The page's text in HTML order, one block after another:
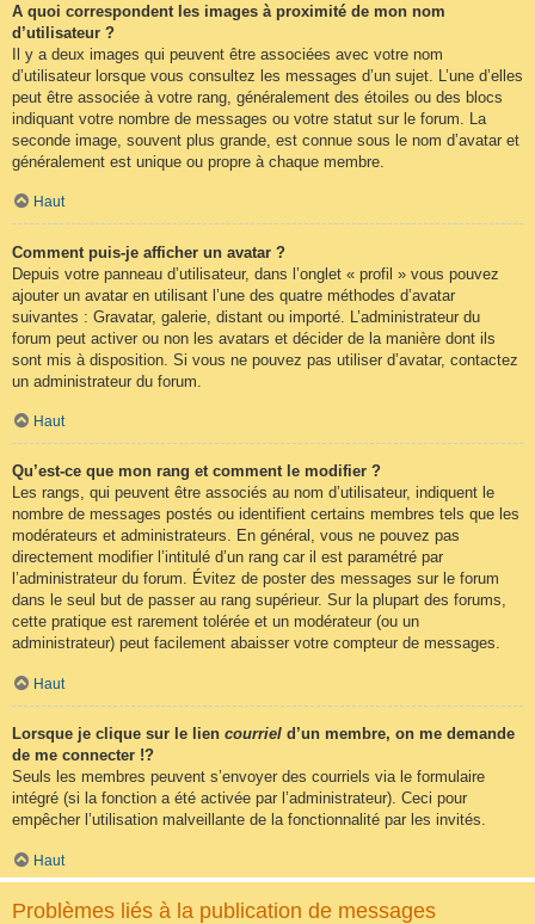
A quoi correspondent les images à proximité de mon nom
d’utilisateur ?
Il y a deux images qui peuvent être associées avec votre nom
d’utilisateur lorsque vous consultez les messages d’un sujet. L’une d’elles
peut être associée à votre rang, généralement des étoiles ou des blocs
indiquant votre nombre de messages ou votre statut sur le forum. La
seconde image, souvent plus grande, est connue sous le nom d’avatar et
généralement est unique ou propre à chaque membre.
Haut
Comment puis-je afficher un avatar ?
Depuis votre panneau d’utilisateur, dans l’onglet « profil » vous pouvez
ajouter un avatar en utilisant l’une des quatre méthodes d’avatar
suivantes : Gravatar, galerie, distant ou importé. L’administrateur du
forum peut activer ou non les avatars et décider de la manière dont ils
sont mis à disposition. Si vous ne pouvez pas utiliser d’avatar, contactez
un administrateur du forum.
Haut
Qu’est-ce que mon rang et comment le modifier ?
Les rangs, qui peuvent être associés au nom d’utilisateur, indiquent le
nombre de messages postés ou identifient certains membres tels que les
modérateurs et administrateurs. En général, vous ne pouvez pas
directement modifier l’intitulé d’un rang car il est paramétré par
l’administrateur du forum. Évitez de poster des messages sur le forum
dans le seul but de passer au rang supérieur. Sur la plupart des forums,
cette pratique est rarement tolérée et un modérateur (ou un
administrateur) peut facilement abaisser votre compteur de messages.
Haut
Lorsque je clique sur le lien courriel d’un membre, on me demande
de me connecter !?
Seuls les membres peuvent s’envoyer des courriels via le formulaire
intégré (si la fonction a été activée par l’administrateur). Ceci pour
empêcher l’utilisation malveillante de la fonctionnalité par les invités.
Haut
Problèmes liés à la publication de messages